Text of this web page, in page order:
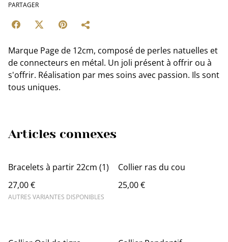
PARTAGER
Marque Page de 12cm, composé de perles natuelles et
de connecteurs en métal. Un joli présent à offrir ou à
s'offrir. Réalisation par mes soins avec passion. Ils sont
tous uniques.
Articles connexes
Bracelets à partir 22cm (1)
27,00 €
AUTRES VARIANTES DISPONIBLES
Collier ras du cou
25,00 €